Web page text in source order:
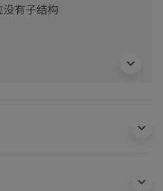
有子结构